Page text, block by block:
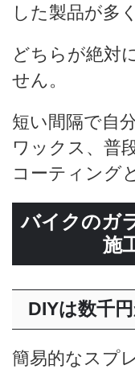
した製品が多
どちらが絶対
せん。
短い間隔で自
ワックス、普
コーティング
バイクのガ
施
DIYは数千
簡易的なスプ